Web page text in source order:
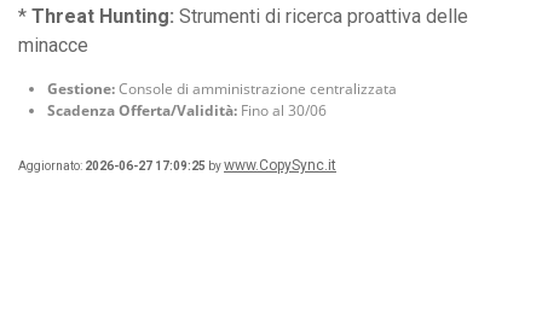
* Threat Hunting: Strumenti di ricerca proattiva delle
minacce
Gestione:Console di amministrazione centralizzata
Scadenza Offerta/Validità: Fino al 30/06
Aggiornato: 2026-06-27 17:09:25 bywww.CopySync.it